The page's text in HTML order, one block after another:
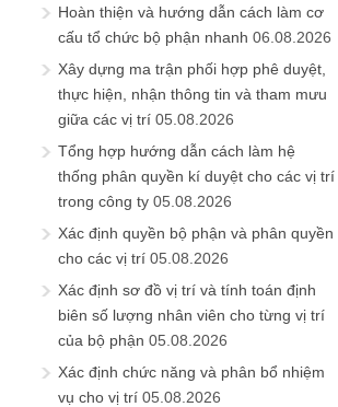
Hoàn thiện và hướng dẫn cách làm cơ
cấu tổ chức bộ phận nhanh 06.08.2026
Xây dựng ma trận phối hợp phê duyệt,
thực hiện, nhận thông tin và tham mưu
giữa các vị trí 05.08.2026
Tổng hợp hướng dẫn cách làm hệ
thống phân quyền kí duyệt cho các vị trí
trong công ty 05.08.2026
Xác định quyền bộ phận và phân quyền
cho các vị trí 05.08.2026
Xác định sơ đồ vị trí và tính toán định
biên số lượng nhân viên cho từng vị trí
của bộ phận 05.08.2026
Xác định chức năng và phân bổ nhiệm
vụ cho vị trí 05.08.2026